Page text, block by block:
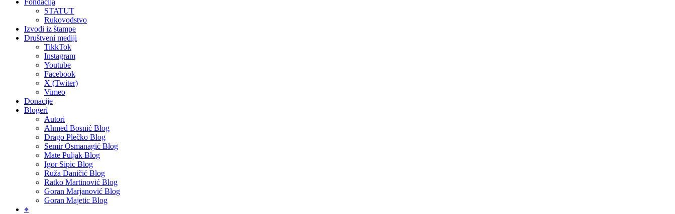
Fondacija
STATUT
Rukovodstvo
Izvodi iz štampe
Društveni mediji
TikkTok
Instagram
Youtube
Facebook
X (Twiter)
Vimeo
Donacije
Blogeri
Autori
Ahmed Bosnić Blog
Drago Plečko Blog
Semir Osmanagić Blog
Mate Puljak Blog
Igor Sipic Blog
Ruža Daničić Blog
Ratko Martinović Blog
Goran Marjanović Blog
Goran Majetic Blog
⌖